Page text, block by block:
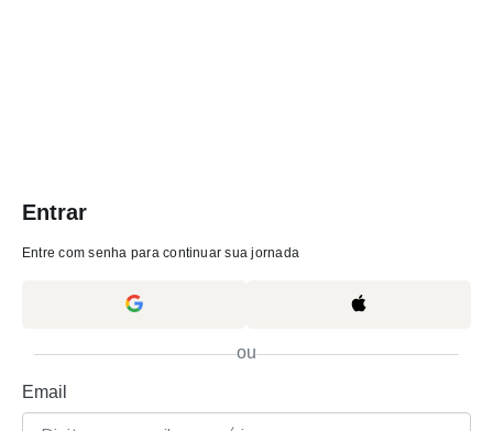
Entrar
Entre com senha para continuar sua jornada
ou
Email